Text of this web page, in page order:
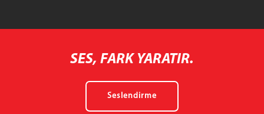
SES, FARK YARATIR.
Seslendirme